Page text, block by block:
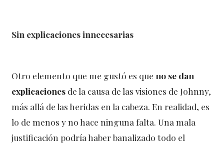
Sin explicaciones innecesarias
Otro elemento que me gustó es que no se dan
explicaciones de la causa de las visiones de Johnny,
más allá de las heridas en la cabeza. En realidad, es
lo de menos y no hace ninguna falta. Una mala
justificación podría haber banalizado todo el